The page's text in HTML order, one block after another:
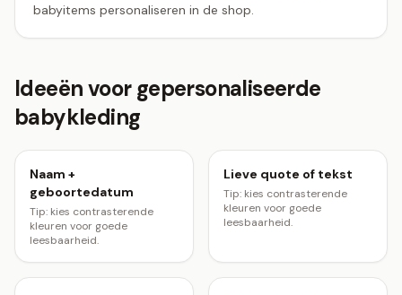
babyitems personaliseren in de shop.
Ideeën voor gepersonaliseerde
babykleding
Naam +
geboortedatum
Tip: kies contrasterende
kleuren voor goede
leesbaarheid.
Lieve quote of tekst
Tip: kies contrasterende
kleuren voor goede
leesbaarheid.